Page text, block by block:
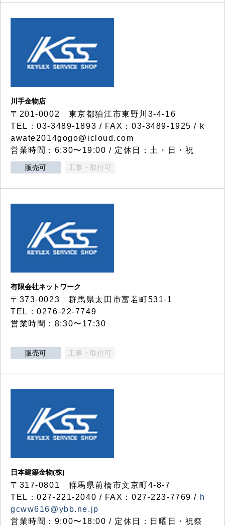
川手金物店
〒201-0002 東京都狛江市東野川3-4-16
TEL：03-3489-1893 / FAX：03-3489-1925 / k
awate2014gogo@icloud.com
営業時間：6:30〜19:00 / 定休日：土・日・祝
販売可 工事・取付可
有限会社ネットワーク
〒373-0023 群馬県太田市富若町531-1
TEL：0276-22-7749
営業時間：8:30〜17:30
販売可 工事・取付可
日本建築金物(株)
〒317‐0801 群馬県前橋市文京町4-8-7
TEL：027-221-2040 / FAX：027-223-7769 / h
gcww616@ybb.ne.jp
営業時間：9:00〜18:00 / 定休日：日曜日・祝祭